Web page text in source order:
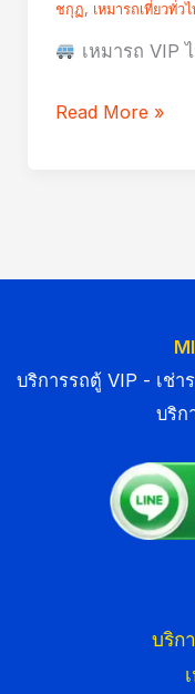
ชกุฏ, เหมารถเที่ยวทั่ว
เหมารถ VIP
เดียว
Read More »
บริการรถตู้ VIP - เช่
บริก
บริก